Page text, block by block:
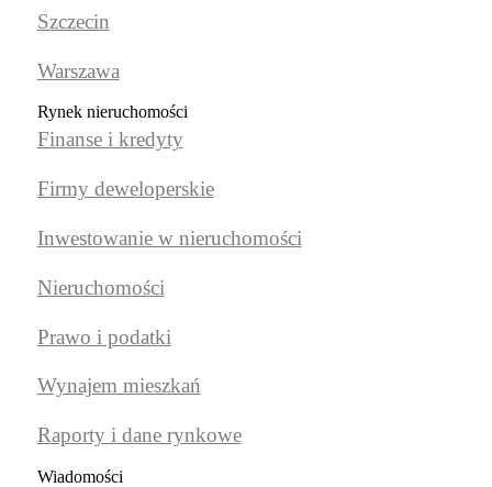
Szczecin
Warszawa
Rynek nieruchomości
Finanse i kredyty
Firmy deweloperskie
Inwestowanie w nieruchomości
Nieruchomości
Prawo i podatki
Wynajem mieszkań
Raporty i dane rynkowe
Wiadomości